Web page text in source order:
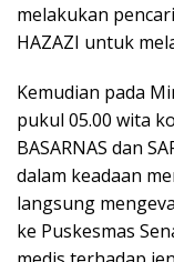
melakukan
HAZAZI untuk
Kemudian pada
pukul 05.00 wita
BASARNAS dan
dalam keadaan
langsung
ke Puskesmas